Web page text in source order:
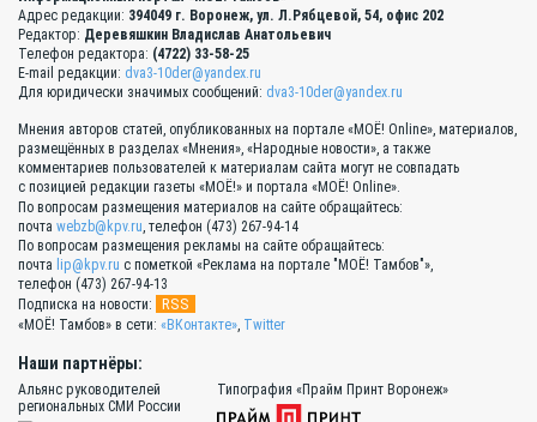
Адрес редакции: 394049 г. Воронеж, ул. Л.Рябцевой, 54, офис 202
Редактор: Деревяшкин Владислав Анатольевич
Телефон редактора: (4722) 33-58-25
E-mail редакции: dva3-10der@yandex.ru
Для юридически значимых сообщений: dva3-10der@yandex.ru
Мнения авторов статей, опубликованных на портале «МОЁ! Online», материалов,
размещённых в разделах «Мнения», «Народные новости», а также
комментариев пользователей к материалам сайта могут не совпадать
с позицией редакции газеты «МОЁ!» и портала «МОЁ! Online».
По вопросам размещения материалов на сайте обращайтесь:
почта webzb@kpv.ru, телефон (473) 267-94-14
По вопросам размещения рекламы на сайте обращайтесь:
почта lip@kpv.ru с пометкой «Реклама на портале "МОЁ! Тамбов"»,
телефон (473) 267-94-13
Подписка на новости:
RSS
«МОЁ! Тамбов» в сети: «ВКонтакте», Twitter
Наши партнёры:
Альянс руководителей
региональных СМИ России
Типография «Прайм Принт Воронеж»